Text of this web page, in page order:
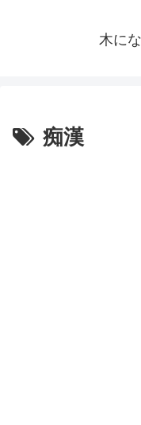
木に
痴漢